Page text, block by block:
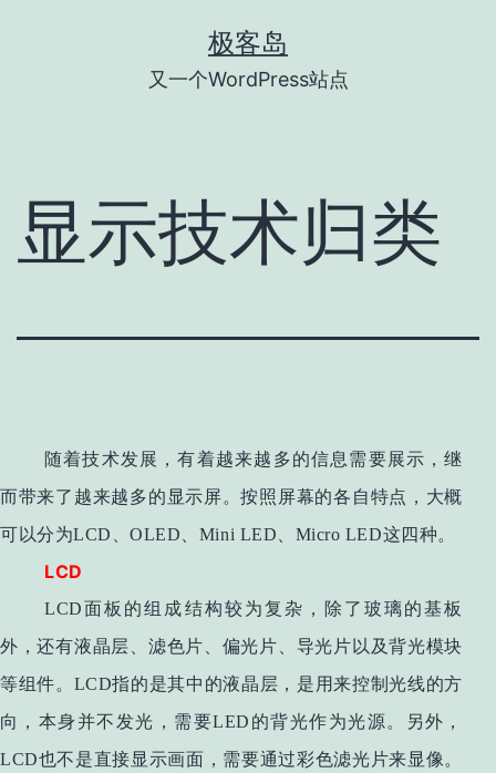
极客岛
又一个WordPress站点
显示技术归类
随着技术发展，有着越来越多的信息需要展示，继
而带来了越来越多的显示屏。按照屏幕的各自特点，大概
可以分为LCD、OLED、Mini LED、Micro LED这四种。
LCD
LCD面板的组成结构较为复杂，除了玻璃的基板
外，还有液晶层、滤色片、偏光片、导光片以及背光模块
等组件。LCD指的是其中的液晶层，是用来控制光线的方
向，本身并不发光，需要LED的背光作为光源。另外，
LCD也不是直接显示画面，需要通过彩色滤光片来显像。